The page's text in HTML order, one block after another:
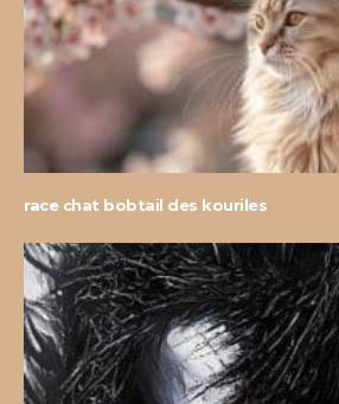
race chat bobtail des kouriles